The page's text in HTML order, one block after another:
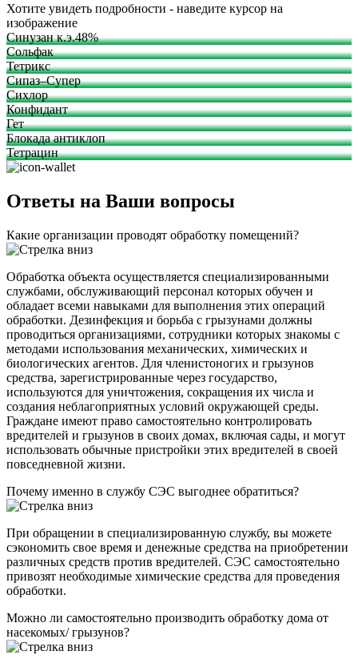
Хотите увидеть подробности - наведите курсор на
изображение
Синузан к.э.48%
Сольфак
Тетрикс
Сипаз–Супер
Сихлор
Конфидант
Гет
Блокада антиклоп
Тетрацин
Ответы на Ваши вопросы
Какие организации проводят обработку помещений?
Обработка объекта осуществляется специализированными
службами, обслуживающий персонал которых обучен и
обладает всеми навыками для выполнения этих операций
обработки. Дезинфекция и борьба с грызунами должны
проводиться организациями, сотрудники которых знакомы с
методами использования механических, химических и
биологических агентов. Для членистоногих и грызунов
средства, зарегистрированные через государство,
используются для уничтожения, сокращения их числа и
создания неблагоприятных условий окружающей среды.
Граждане имеют право самостоятельно контролировать
вредителей и грызунов в своих домах, включая сады, и могут
использовать обычные пристройки этих вредителей в своей
повседневной жизни.
Почему именно в службу СЭС выгоднее обратиться?
При обращении в специализированную службу, вы можете
сэкономить свое время и денежные средства на приобретении
различных средств против вредителей. СЭС самостоятельно
привозят необходимые химические средства для проведения
обработки.
Можно ли самостоятельно производить обработку дома от
насекомых/ грызунов?